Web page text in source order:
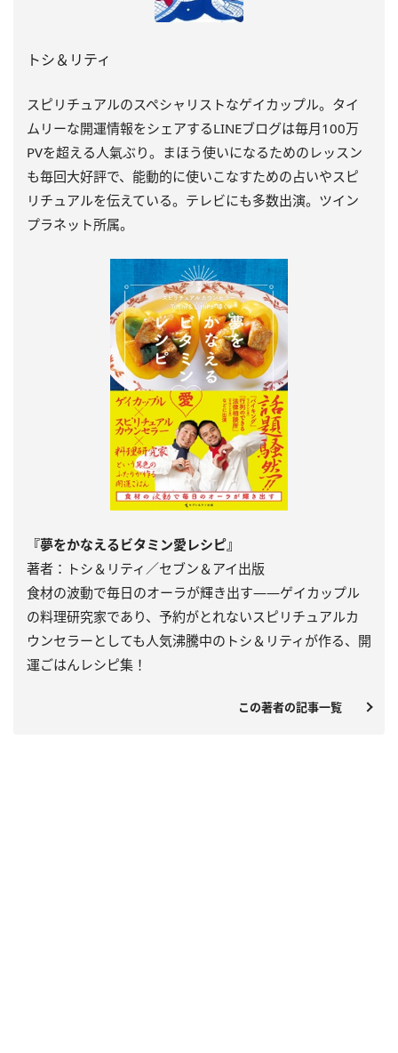
トシ＆リティ
スピリチュアルのスペシャリストなゲイカップル。タイ
ムリーな開運情報をシェアするLINEブログは毎月100万
PVを超える人氣ぶり。まほう使いになるためのレッスン
も毎回大好評で、能動的に使いこなすための占いやスピ
リチュアルを伝えている。テレビにも多数出演。ツイン
プラネット所属。
『夢をかなえるビタミン愛レシピ』
著者：トシ＆リティ／セブン＆アイ出版
食材の波動で毎日のオーラが輝き出す――ゲイカップル
の料理研究家であり、予約がとれないスピリチュアルカ
ウンセラーとしても人気沸騰中のトシ＆リティが作る、開
運ごはんレシピ集！
この著者の記事一覧